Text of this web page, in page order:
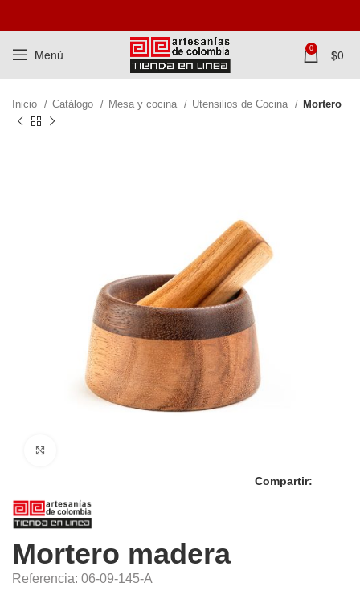
Menú 0 $0
Inicio Catálogo Mesa y cocina Utensilios de Cocina Mortero
Mortero madera
Referencia: 06-09-145-A
Compartir: